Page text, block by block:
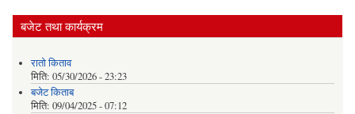
बजेट तथा कार्यक्रम
रातो किताव
मिति: 05/30/2026 - 23:23
बजेट किताब
मिति: 09/04/2025 - 07:12